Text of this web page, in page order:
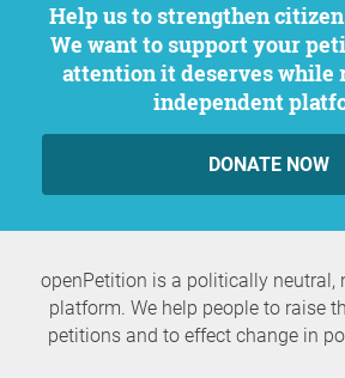
Help us to strengthen citizen participation.
We want to support your
attention it deserves while
independent
DONATE NOW
openPetition is a politically neutral,
platform. We help people to raise
petitions and to effect change in